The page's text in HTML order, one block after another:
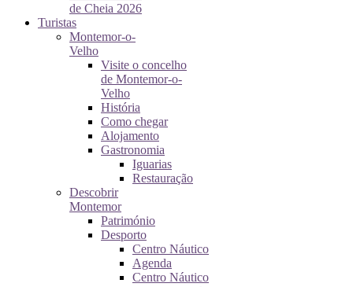
de Cheia 2026
Turistas
Montemor-o-
Velho
Visite o concelho
de Montemor-o-
Velho
História
Como chegar
Alojamento
Gastronomia
Iguarias
Restauração
Descobrir
Montemor
Património
Desporto
Centro Náutico
Agenda
Centro Náutico